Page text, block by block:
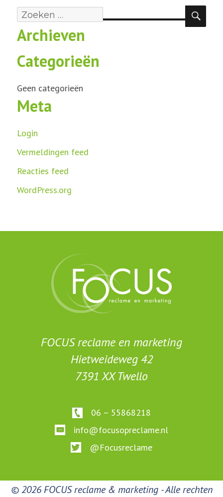
Zoeken
naar:
Archieven
Categorieën
Geen categorieën
Meta
Login
Vermeldingen feed
Reacties feed
WordPress.org
FOCUS reclame en marketing
Hietweideweg 42
7391 XX Twello
06 – 55868218
info@focusopreclame.nl
@Focusreclame
© 2026 FOCUS reclame & marketing - Alle rechten